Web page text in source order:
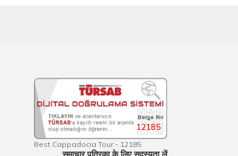
12185
Best Cappadocia Tour - 12185